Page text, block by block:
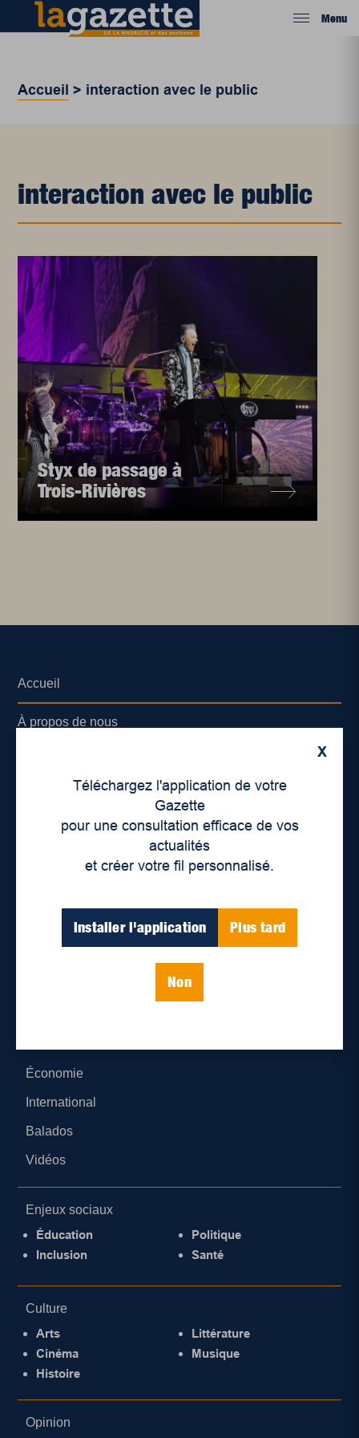
Menu
Accueil > interaction avec le public
interaction avec le public
Styx de passage à
Trois-Rivières
X
Téléchargez l'application de votre
Gazette
pour une consultation efficace de vos
actualités
et créer votre fil personnalisé.
Installer l'application Plus tard
Non
Accueil
À propos de nous
Lieux de distribution
Économie
International
Balados
Vidéos
Enjeux sociaux
Éducation
Inclusion
Politique
Santé
Culture
Arts
Cinéma
Histoire
Littérature
Musique
Opinion